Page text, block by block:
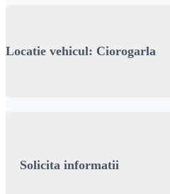
Locatie vehicul: Ciorogarla
Solicita informatii